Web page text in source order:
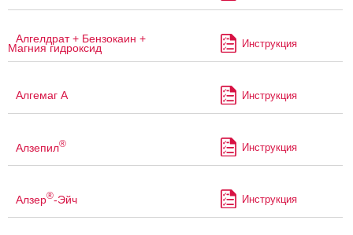
Алгелдрат + Бензокаин +
Магния гидроксид Инструкция
Алгемаг А Инструкция
Алзепил® Инструкция
Алзер®-Эйч Инструкция